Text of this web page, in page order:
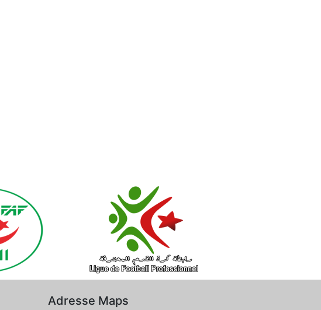
Adresse Maps